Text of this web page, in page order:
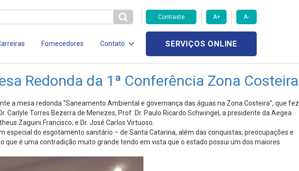
Contraste A+ A-
Fornecedores Contato SERVIÇOS ONLINE
Redonda da 1ª Conferência Zona Costeira
a mesa redonda “Saneamento Ambiental e governança das águas na Zona Costeira”, que fez
Torres Bezerra de Menezes, Prof. Dr. Paulo Ricardo Schwingel, a presidente da Aegea
Zaguini Francisco; e Dr. José Carlos Virtuoso.
do esgotamento sanitário – de Santa Catarina, além das conquistas, preocupações e
é uma contradição muito grande tendo em vista que o estado possui um dos maiores